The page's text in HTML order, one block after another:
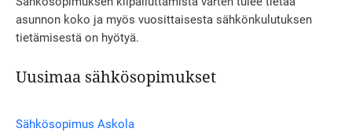
asunnon koko ja myös vuosittaisesta sähkönkulutuksen
tietämisestä on hyötyä.
Uusimaa sähkösopimukset
Sähkösopimus Askola